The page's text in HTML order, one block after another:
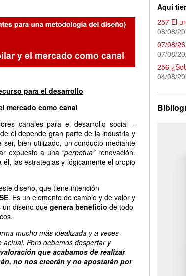
para el desarrollo
mercado como canal
canales para el desarrollo social –
él depende gran parte de la industria y
bien utilizado, un conducto mediante
expuesto a una “perpetua”renovación.
las estrategias y lógicamente el propio
diseño, que tiene intención
. Es un elemento de cambio y de valor y
un diseño quegenera beneficio de todo
mucho más idealizada y a veces
Pero debemos despertar y
que acabamos de realizar
no nos creerán y no apostarán por
Aquí
257 El
08/08/
07/08/
07/08/
256
04/08/